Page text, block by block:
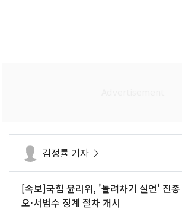
김정률 기자
[속보]국힘 윤리위, '돌려차기 실언' 진종
오·서범수 징계 절차 개시